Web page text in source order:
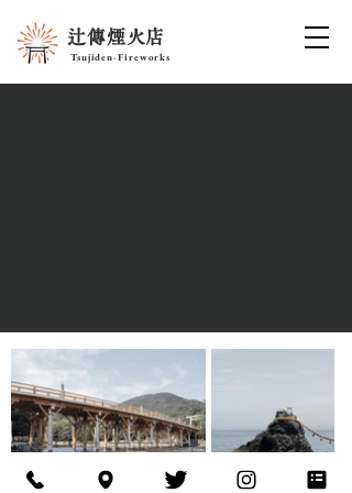
Tsujiden-Fireworks
辻傳煙火店